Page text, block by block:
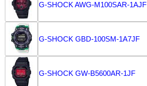
G-SHOCK AWG-M100SAR-1AJF
G-SHOCK GBD-100SM-1A7JF
G-SHOCK GW-B5600AR-1JF